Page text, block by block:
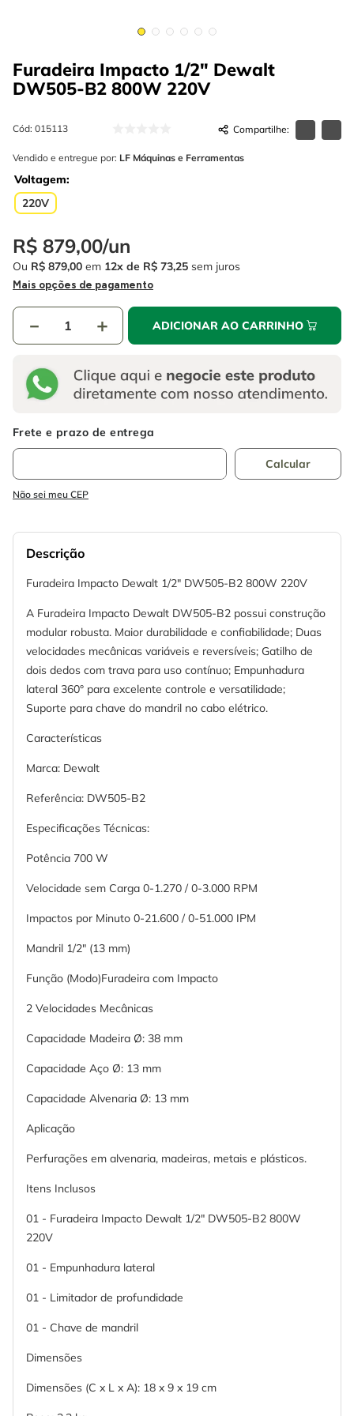
Furadeira Impacto 1/2" Dewalt
DW505-B2 800W 220V
Cód: 015113
Vendido e entregue por: LF Máquinas e Ferramentas
Voltagem
220V
R$ 879,00/un
Ou R$ 879,00 em 12 R$ 73,25 sem juros
Mais opções de pagamento
＋
－ ADICIONAR AO CARRINHO
Não sei meu CEP
Descrição
Furadeira Impacto Dewalt 1/2" DW505-B2 800W 220V
A Furadeira Impacto Dewalt DW505-B2 possui construção
modular robusta. Maior durabilidade e confiabilidade; Duas
velocidades mecânicas variáveis e reversíveis; Gatilho de
dois dedos com trava para uso contínuo; Empunhadura
lateral 360° para excelente controle e versatilidade;
Suporte para chave do mandril no cabo elétrico.
Características
Marca: Dewalt
Referência: DW505-B2
Especificações Técnicas:
Potência 700 W
Velocidade sem Carga 0-1.270 / 0-3.000 RPM
Impactos por Minuto 0-21.600 / 0-51.000 IPM
Mandril 1/2" (13 mm)
Função (Modo)Furadeira com Impacto
2 Velocidades Mecânicas
Capacidade Madeira Ø: 38 mm
Capacidade Aço Ø: 13 mm
Capacidade Alvenaria Ø: 13 mm
Aplicação
Perfurações em alvenaria, madeiras, metais e plásticos.
Itens Inclusos
01 - Furadeira Impacto Dewalt 1/2" DW505-B2 800W
220V
01 - Empunhadura lateral
01 - Limitador de profundidade
01 - Chave de mandril
Dimensões
Dimensões (C x L x A): 18 x 9 x 19 cm
8º chave impacto
10º
º fio
º serra copo
º chave impacto
º cabo flexivel
disco corte